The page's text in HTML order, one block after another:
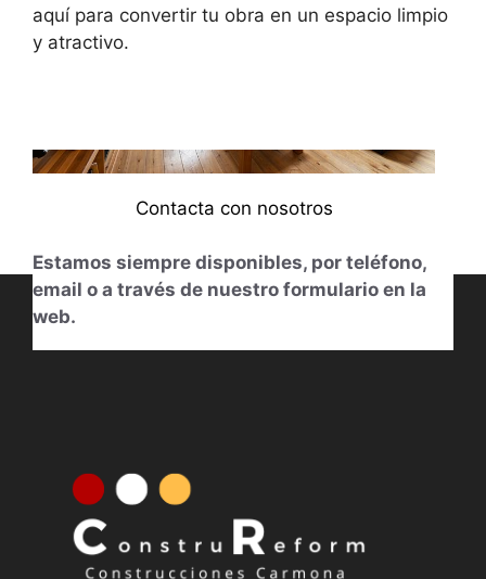
aquí para convertir tu obra en un espacio limpio
y atractivo.
Contacta con nosotros
Estamos siempre disponibles, por teléfono,
email o a través de nuestro formulario en la
web.
Nuestro horario
De Lunes a Viernes de 11.00 h. a 14.00 h.
y de 18:00 h. a 20:00 h.